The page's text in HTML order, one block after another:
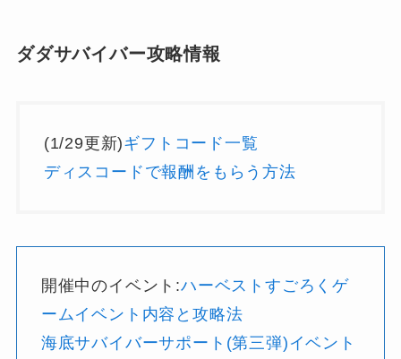
ダダサバイバー攻略情報
(1/29更新)ギフトコード一覧
ディスコードで報酬をもらう方法
開催中のイベント:ハーベストすごろくゲ
ームイベント内容と攻略法
海底サバイバーサポート(第三弾)イベント